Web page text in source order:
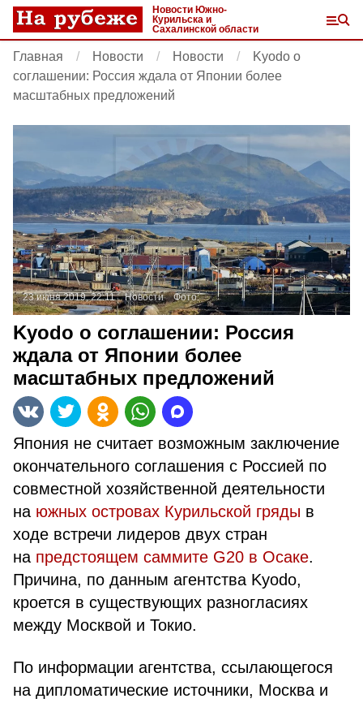
Новости Южно-
Курильска и
Сахалинской области
Главная Новости Новости
Kyodo о
соглашении: Россия ждала от Японии более
масштабных предложений
23 июня 2019, 22:11 Новости Фото:
Kyodo о соглашении: Россия
ждала от Японии более
масштабных предложений
Япония не считает возможным заключение
окончательного соглашения с Россией по
совместной хозяйственной деятельности
на южных островах Курильской гряды в
ходе встречи лидеров двух стран
на предстоящем саммите G20 в Осаке.
Причина, по данным агентства Kyodo,
кроется в существующих разногласиях
между Москвой и Токио.
По информации агентства, ссылающегося
на дипломатические источники, Москва и